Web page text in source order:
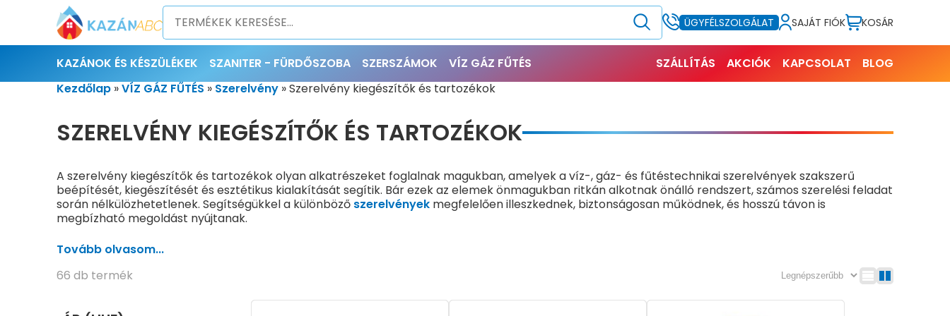
ÜGYFÉLSZOLGÁLAT SAJÁT FIÓK KOSÁR
KAZÁNOK ÉS KÉSZÜLÉKEK SZANITER - FÜRDŐSZOBA SZERSZÁMOK VÍZ GÁZ FŰTÉS SZÁLLÍTÁS AKCIÓK KAPCSOLAT
BLOG
Kezdőlap »VÍZ GÁZ FŰTÉS » Szerelvény »Szerelvény kiegészítők és tartozékok
SZERELVÉNY KIEGÉSZÍTŐK ÉS TARTOZÉKOK
A szerelvény kiegészítők és tartozékok olyan alkatrészeket foglalnak magukban, amelyek a víz-, gáz- és fűtéstechnikai szerelvények szakszerű
beépítését, kiegészítését és esztétikus kialakítását segítik. Bár ezek az elemek önmagukban ritkán alkotnak önálló rendszert, számos szerelési feladat
során nélkülözhetetlenek. Segítségükkel a különböző szerelvények megfelelően illeszkednek, biztonságosan működnek, és hosszú távon is
megbízható megoldást nyújtanak.
A megfelelő kiegészítő elemek alkalmazásával egyszerűbbé válik a szerelés, valamint a meglévő rendszerek javítása, bővítése vagy korszerűsítése is.
SOKFÉLE SZERELÉSI FELADATHOZ
szerelvények csatlakoztatását, rögzítését, takarását vagy kiegészítését szolgáló elemek, valamint különféle adapterek és szerelési tartozékok.
Tovább olvasom...
66 db termék